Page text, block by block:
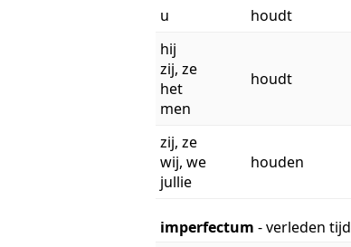
u
houdt
hij
zij, ze
het
men
houdt
zij, ze
wij, we
jullie
houden
imperfectum - verleden tijd